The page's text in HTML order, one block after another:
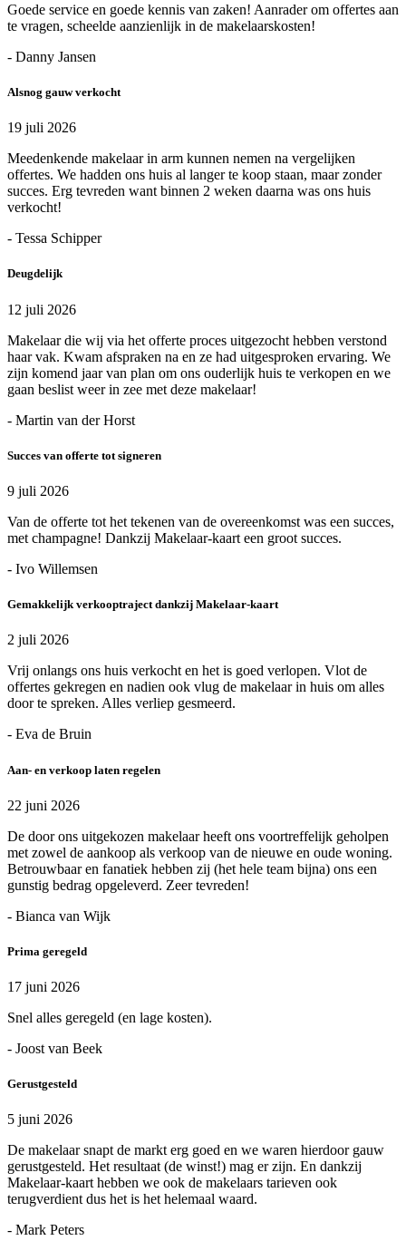
Goede service en goede kennis van zaken! Aanrader om offertes aan
te vragen, scheelde aanzienlijk in de makelaarskosten!
- Danny Jansen
Alsnog gauw verkocht
19 juli 2026
Meedenkende makelaar in arm kunnen nemen na vergelijken
offertes. We hadden ons huis al langer te koop staan, maar zonder
succes. Erg tevreden want binnen 2 weken daarna was ons huis
verkocht!
- Tessa Schipper
Deugdelijk
12 juli 2026
Makelaar die wij via het offerte proces uitgezocht hebben verstond
haar vak. Kwam afspraken na en ze had uitgesproken ervaring. We
zijn komend jaar van plan om ons ouderlijk huis te verkopen en we
gaan beslist weer in zee met deze makelaar!
- Martin van der Horst
Succes van offerte tot signeren
9 juli 2026
Van de offerte tot het tekenen van de overeenkomst was een succes,
met champagne! Dankzij Makelaar-kaart een groot succes.
- Ivo Willemsen
Gemakkelijk verkooptraject dankzij Makelaar-kaart
2 juli 2026
Vrij onlangs ons huis verkocht en het is goed verlopen. Vlot de
offertes gekregen en nadien ook vlug de makelaar in huis om alles
door te spreken. Alles verliep gesmeerd.
- Eva de Bruin
Aan- en verkoop laten regelen
22 juni 2026
De door ons uitgekozen makelaar heeft ons voortreffelijk geholpen
met zowel de aankoop als verkoop van de nieuwe en oude woning.
Betrouwbaar en fanatiek hebben zij (het hele team bijna) ons een
gunstig bedrag opgeleverd. Zeer tevreden!
- Bianca van Wijk
Prima geregeld
17 juni 2026
Snel alles geregeld (en lage kosten).
- Joost van Beek
Gerustgesteld
5 juni 2026
De makelaar snapt de markt erg goed en we waren hierdoor gauw
gerustgesteld. Het resultaat (de winst!) mag er zijn. En dankzij
Makelaar-kaart hebben we ook de makelaars tarieven ook
terugverdient dus het is het helemaal waard.
- Mark Peters